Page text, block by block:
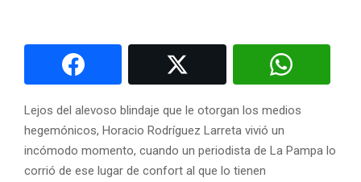
Lejos del alevoso blindaje que le otorgan los medios
hegemónicos, Horacio Rodríguez Larreta vivió un
incómodo momento, cuando un periodista de La Pampa lo
corrió de ese lugar de confort al que lo tienen